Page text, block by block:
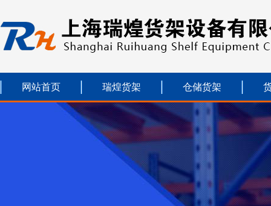
网站首页 瑞煌货架 仓储货架